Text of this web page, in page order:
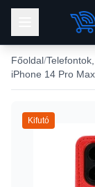
Főoldal
iPhone 14 Pro
Kifutó